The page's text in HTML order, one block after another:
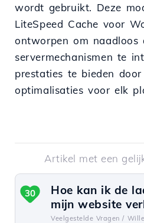
wordt gebruikt. Deze
LiteSpeed Cache voor
ontworpen om naadloos
servermechanismen te
prestaties te bieden door
optimalisaties voor elk
Artikel met een
Hoe kan ik de
mijn website
Veelgestelde Vragen /
30